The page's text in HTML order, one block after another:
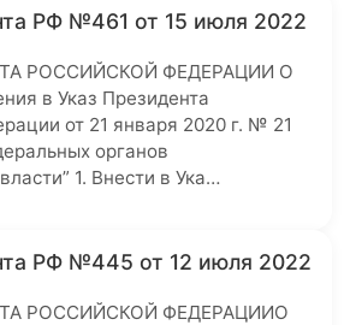
РФ №461 от 15 июля 2022
РОССИЙСКОЙ ФЕДЕРАЦИИ О
в Указ Президента
от 21 января 2020 г. № 21
органов
1. Внести в Ука…
РФ №445 от 12 июля 2022
РОССИЙСКОЙ ФЕДЕРАЦИИО